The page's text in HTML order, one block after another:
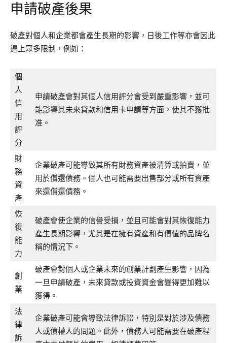
申請破產後果
破產對個人和企業都會產生長期的影響，日後工作等亦會因此
遇上眾多限制，例如：
個
人
信
用
評
分
申請破產會對其個人信用評分會受到嚴重影響，並可
能影響其未來貸款和信用卡申請等方面，使其不獲批
准。
財
務
資
產
企業破產可能導致其所有財務資產被清算或拍賣，並
用於償還債務。個人也可能需要出售部分或所有資產
來還償還債務。
恢
復
能
力
破產會使企業的信譽受損，並且可能會對其恢復能力
產生長期影響，尤其是在擁有資產和有價值的品牌名
稱的情況下。
創
業
破產會對個人或企業未來的創業計劃產生影響，因為
一旦申請破產，未來貸款或投資資金會變得更加難以
獲得。
法
律
訴
企業破產可能會導致法律訴訟，特別是對於涉及債務
人或債權人的問題。此外，債務人可能需要在破產程